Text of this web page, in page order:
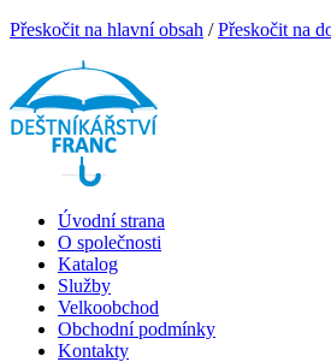
Přeskočit na hlavní obsah /Přeskočit na
Úvodní strana
O společnosti
Katalog
Služby
Velkoobchod
Obchodní podmínky
Kontakty